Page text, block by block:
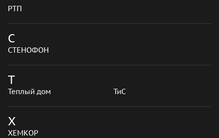
РТП
С
СТЕНОФОН
Т
Теплый дом ТиС
Х
ХЕМКОР